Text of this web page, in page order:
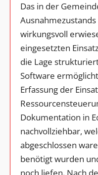
Das in der
wirkungsvoll
eingesetzten
die Lage
Software
Erfassung der
Dokumentation in
nachvollziehbar,
abgeschlossen
benötigt wurden